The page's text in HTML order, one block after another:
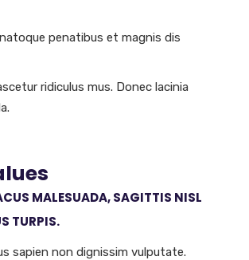
penatibus et magnis dis
ridiculus mus. Donec lacinia
MALESUADA, SAGITTIS NISL
TURPIS.
sapien non dignissim vulputate.